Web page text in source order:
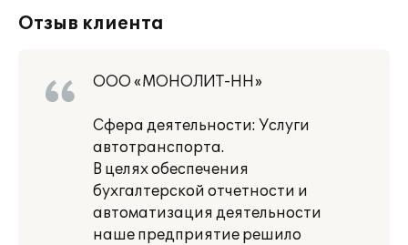
Отзыв клиента
ООО «МОНОЛИТ-НН»
Сфера деятельности: Услуги
автотранспорта.
В целях обеспечения
бухгалтерской отчетности и
автоматизация деятельности
наше предприятие решило